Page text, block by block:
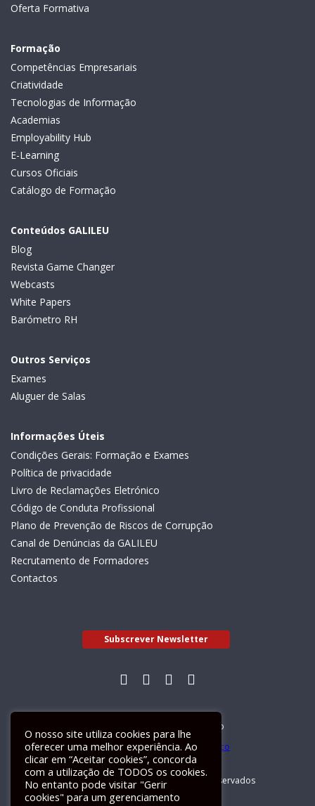
Oferta Formativa
Formação
Competências Empresariais
Criatividade
Tecnologias de Informação
Academias
Employability Hub
E-Learning
Cursos Oficiais
Catálogo de Formação
Conteúdos GALILEU
Blog
Revista Game Changer
Webcasts
White Papers
Barómetro RH
Outros Serviços
Exames
Aluguer de Salas
Informações Úteis
Condições Gerais: Formação e Exames
Política de privacidade
Livro de Reclamações Eletrónico
Código de Conduta Profissional
Plano de Prevenção de Riscos de Corrupção
Canal de Denúncias da GALILEU
Recrutamento de Formadores
Contactos
Subscrever Newsletter
Livro de Reclamações Electrónico
GALILEU 2026 © Todos os direitos reservados
O nosso site utiliza cookies para lhe
oferecer uma melhor experiência. Ao
clicar em “Aceitar cookies”, concorda
com a utilização de TODOS os cookies.
No entanto pode visitar "Gerir
cookies" para um gerenciamento